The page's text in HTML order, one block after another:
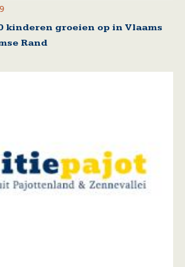
kinderen groeien op in Vlaams
Rand